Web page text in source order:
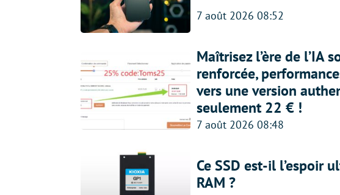
7 août 2026 08:52
Maîtrisez l’ère de l’IA
renforcée,
vers une version
seulement 22 € !
7 août 2026 08:48
Ce SSD est-il l’espoir
RAM ?